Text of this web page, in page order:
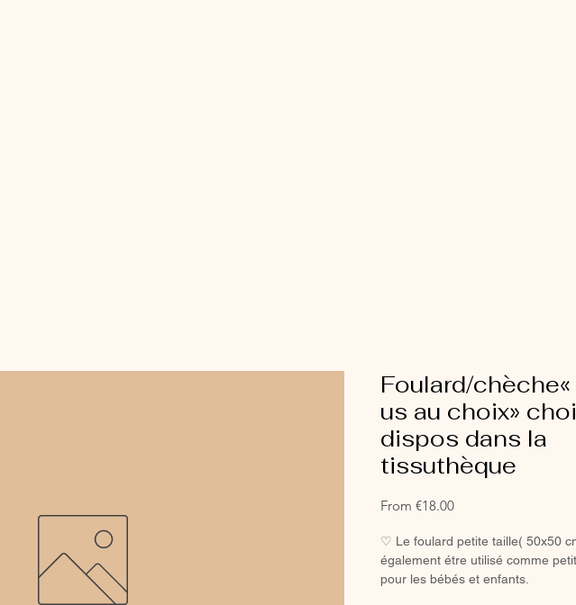
Foulard/
us au choix»
dispos dans la
tissuthèque
From €18.00Sale
♡ Le foulard petite taille( 50x50
également étre utilisé comme
pour les bébés et enfants.